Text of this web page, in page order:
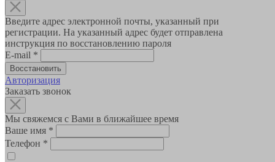
Введите адрес электронной почты, указанный при
регистрации. На указанный адрес будет отправлена
инструкция по восстановлению пароля
E-mail *
Авторизация
Заказать звонок
Мы свяжемся с Вами в ближайшее время
Ваше имя *
Телефон *